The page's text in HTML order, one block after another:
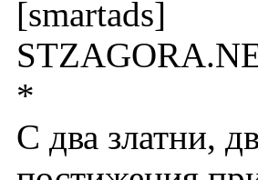
[smartads]
*
С два златни,